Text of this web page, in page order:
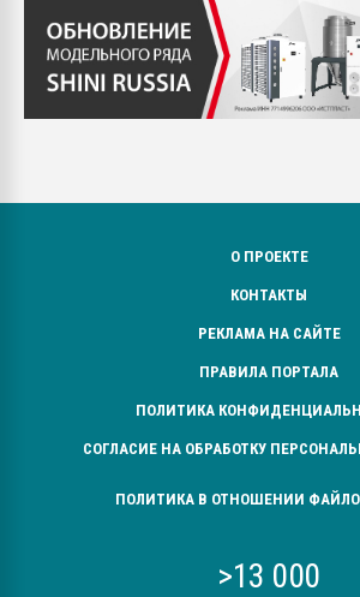
О ПРОЕКТЕ
КОНТАКТЫ
РЕКЛАМА НА САЙТЕ
ПРАВИЛА ПОРТАЛА
ПОЛИТИКА
СОГЛАСИЕ НА ОБРАБОТКУ
ПОЛИТИКА В ОТНОШЕНИИ ФАЙЛОВ
>13 000